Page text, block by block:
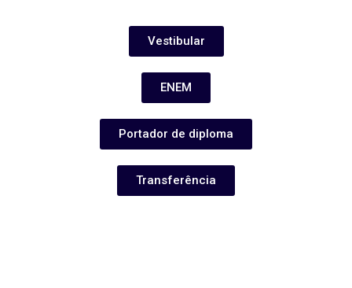
Vestibular
ENEM
Portador de diploma
Transferência